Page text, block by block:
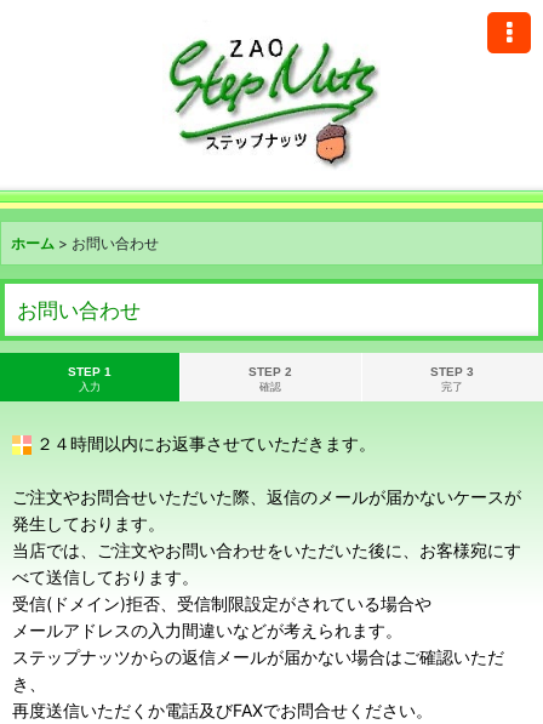
ホーム > お問い合わせ
お問い合わせ
STEP 1
入力
STEP 2
確認
STEP 3
完了
２４時間以内にお返事させていただきます。
ご注文やお問合せいただいた際、返信のメールが届かないケースが
発生しております。
当店では、ご注文やお問い合わせをいただいた後に、お客様宛にす
べて送信しております。
受信(ドメイン)拒否、受信制限設定がされている場合や
メールアドレスの入力間違いなどが考えられます。
ステップナッツからの返信メールが届かない場合はご確認いただ
き、
再度送信いただくか電話及びFAXでお問合せください。